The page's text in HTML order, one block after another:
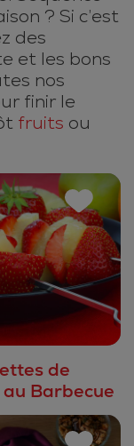
? Si c’est
des
et les bons
nos
finir le
fruits ou
de
Barbecue